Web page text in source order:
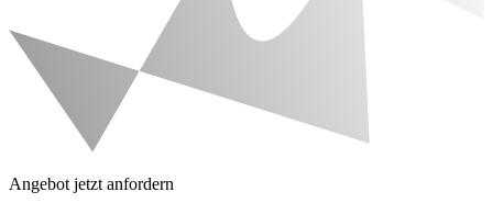
Angebot jetzt anfordern